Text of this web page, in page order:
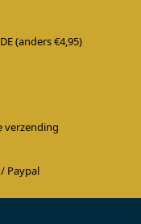
(anders €4,95)
verzending
Paypal